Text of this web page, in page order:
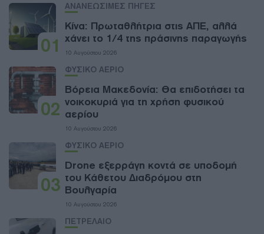
01
ΑΝΑΝΕΩΣΙΜΕΣ ΠΗΓΕΣ
Κίνα: Πρωταθλήτρια στις ΑΠΕ, αλλά
χάνει το 1/4 της πράσινης παραγωγής
10 Αυγούστου 2026
02
ΦΥΣΙΚΟ ΑΕΡΙΟ
Βόρεια Μακεδονία: Θα επιδοτήσει τα
νοικοκυριά για τη χρήση φυσικού
αερίου
10 Αυγούστου 2026
03
ΦΥΣΙΚΟ ΑΕΡΙΟ
Drone εξερράγη κοντά σε υποδομή
του Κάθετου Διαδρόμου στη
Βουλγαρία
10 Αυγούστου 2026
ΠΕΤΡΕΛΑΙΟ